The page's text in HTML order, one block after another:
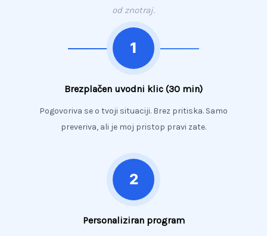
od znotraj.
Brezplačen uvodni klic (30 min)
Pogovoriva se o tvoji situaciji. Brez pritiska. Samo
preveriva, ali je moj pristop pravi zate.
Personaliziran program